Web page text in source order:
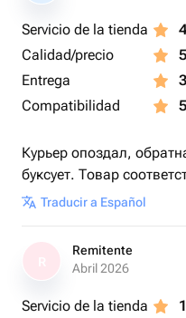
Servicio de la tienda 4
Calidad/precio
5
Entrega
3
Compatibilidad
5
Курьер опоздал,
буксует. Товар
Traducir a Español
Remitente
Abril 2026
Servicio de la tienda 1